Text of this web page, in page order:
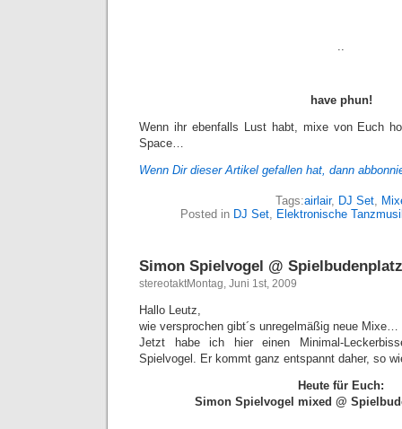
..
have phun!
Wenn ihr ebenfalls Lust habt, mixe von Euch
Space…
Wenn Dir dieser Artikel gefallen hat, dann
Tags:airlair, DJ Set,
Posted in DJ Set, Elektronische
Simon Spielvogel @ Spielbudenplatz
stereotaktMontag, Juni 1st, 2009
Hallo Leutz,
wie versprochen gibt´s unregelmäßig neue Mixe…
Jetzt habe ich hier einen Minimal-
Spielvogel. Er kommt ganz entspannt daher, so
Heute für Euch:
Simon Spielvogel mixed @